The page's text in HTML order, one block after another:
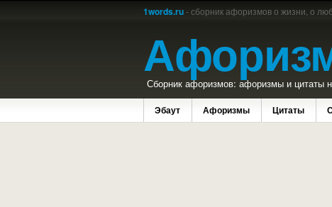
1words.ru- сборник афоризмов о жизни, о
Сборник афоризмов: афоризмы и цитаты
Эбаут Афоризмы Цитаты